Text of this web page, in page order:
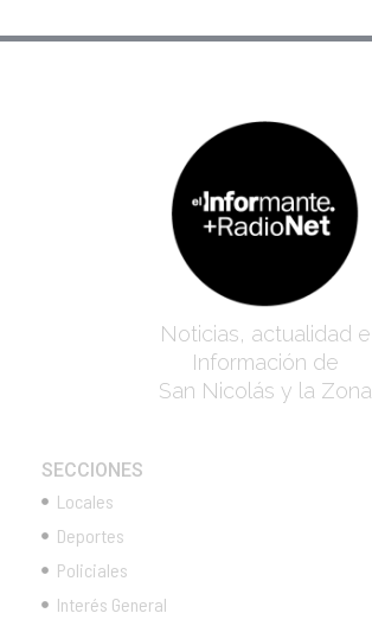
Noticias, actualidad e
Información de
San Nicolás y la Zona
SECCIONES
Locales
Deportes
Policiales
Interés General